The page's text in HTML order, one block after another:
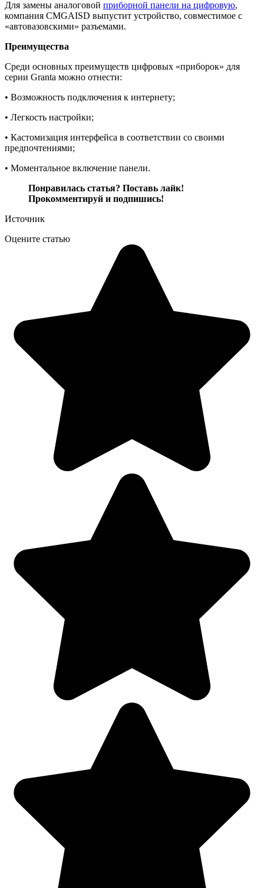
Для замены аналоговой приборной панели на цифровую,
компания CMGAISD выпустит устройство, совместимое с
«автовазовскими» разъемами.
Преимущества
Среди основных преимуществ цифровых «приборок» для
серии Granta можно отнести:
• Возможность подключения к интернету;
• Легкость настройки;
• Кастомизация интерфейса в соответствии со своими
предпочтениями;
• Моментальное включение панели.
Понравилась статья? Поставь лайк!
Прокомментируй и подпишись!
Источник
Оцените статью